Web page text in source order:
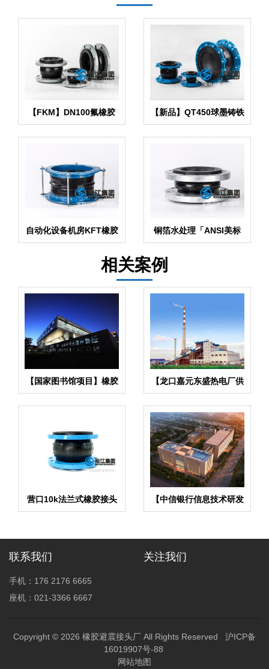
【FKM】DN100氟橡胶
挠性接管
【新品】QT450球墨铸铁
法兰橡胶接头
自动化设备机房KFT橡胶
风道补偿器
铜箔水处理「ANSI美标
柔性接头」
相关案例
【国家图书馆项目】橡胶
接头合同
【龙口嘉元东盛热电厂供
热项目】橡胶接头合同
营口10k法兰式橡胶接头
规格全齐
【中信银行信息技术研发
基地】金属软管合同
联系我们
手机：176 2176 6665
座机：021-3366 6667
关注我们
Copyright © 2026 橡胶避震接头厂 All Rights Reserved 沪ICP备
16019907号-88
网站地图